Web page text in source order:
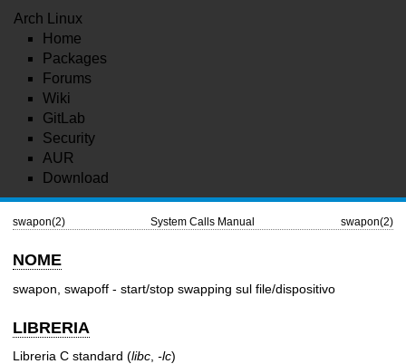
Arch Linux
Home
Packages
Forums
Wiki
GitLab
Security
AUR
Download
swapon(2) System Calls Manual swapon(2)
NOME
swapon, swapoff - start/stop swapping sul file/dispositivo
LIBRERIA
Libreria C standard (libc -lc)